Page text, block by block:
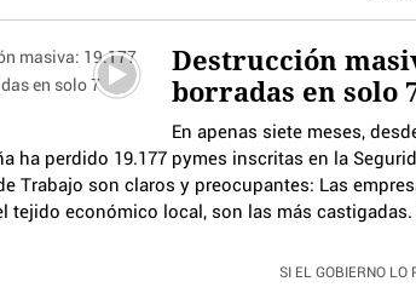
Destrucción
borradas en solo
En apenas siete meses,
ha perdido 19.177 pymes inscritas en la
Trabajo son claros y preocupantes: Las
tejido económico local, son las más
SI EL GOBIERNO LO